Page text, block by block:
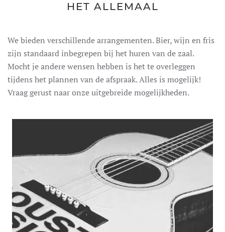
HET ALLEMAAL
We bieden verschillende arrangementen. Bier, wijn en fris
zijn standaard inbegrepen bij het huren van de zaal.
Mocht je andere wensen hebben is het te overleggen
tijdens het plannen van de afspraak. Alles is mogelijk!
Vraag gerust naar onze uitgebreide mogelijkheden.